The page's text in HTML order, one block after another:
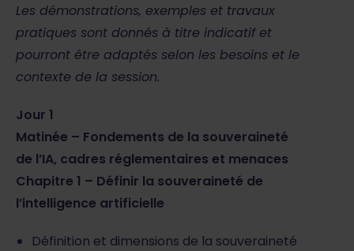
Les démonstrations, exemples et travaux
pratiques sont donnés à titre indicatif et
pourront être adaptés selon les besoins et le
contexte de la session.
Jour 1
Matinée – Fondements de la souveraineté
de l’IA, cadres réglementaires et menaces
Chapitre 1 – Définir la souveraineté de
l’intelligence artificielle
Définition et dimensions de la souveraineté